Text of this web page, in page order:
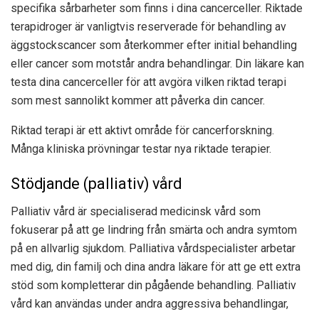
specifika sårbarheter som finns i dina cancerceller. Riktade
terapidroger är vanligtvis reserverade för behandling av
äggstockscancer som återkommer efter initial behandling
eller cancer som motstår andra behandlingar. Din läkare kan
testa dina cancerceller för att avgöra vilken riktad terapi
som mest sannolikt kommer att påverka din cancer.
Riktad terapi är ett aktivt område för cancerforskning.
Många kliniska prövningar testar nya riktade terapier.
Stödjande (palliativ) vård
Palliativ vård är specialiserad medicinsk vård som
fokuserar på att ge lindring från smärta och andra symtom
på en allvarlig sjukdom. Palliativa vårdspecialister arbetar
med dig, din familj och dina andra läkare för att ge ett extra
stöd som kompletterar din pågående behandling. Palliativ
vård kan användas under andra aggressiva behandlingar,